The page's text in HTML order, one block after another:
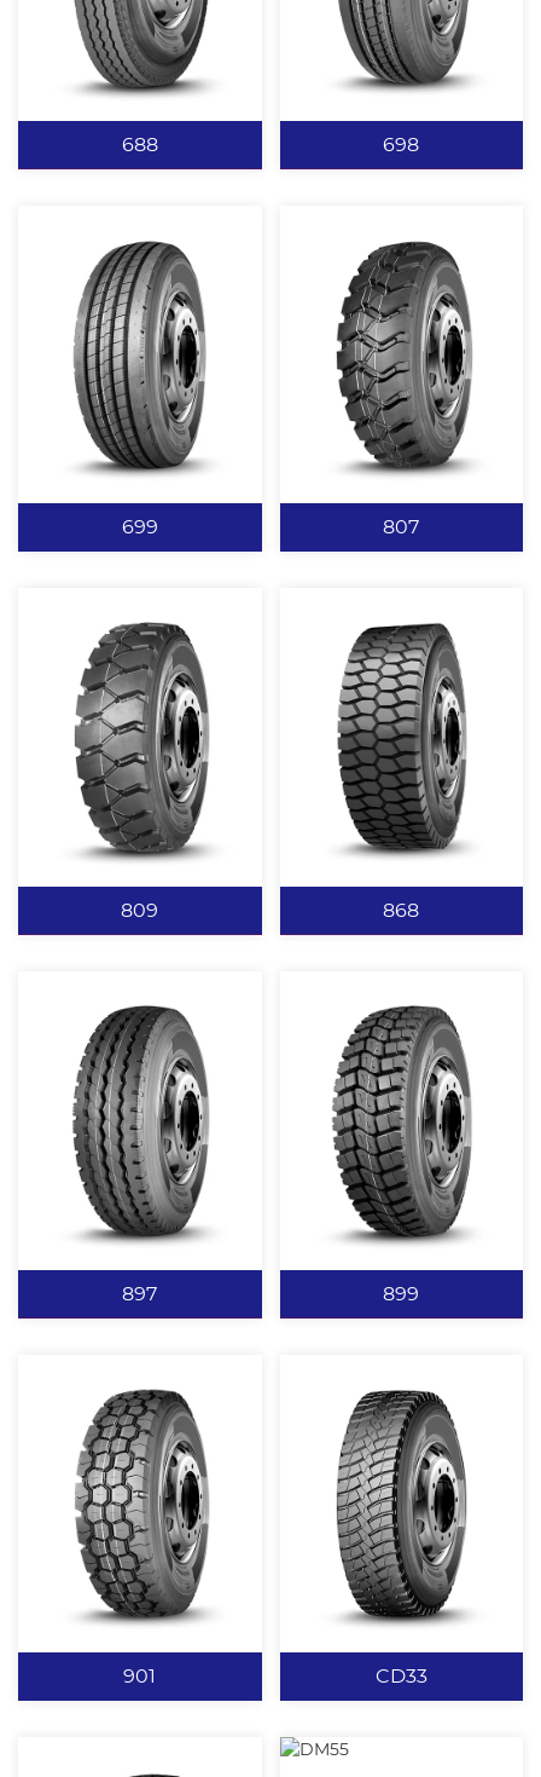
力。 肩部增加加强筋，提
高轮胎肩部刚性，预防掉
块。 深花纹沟和高耐磨配
方设计大大延长轮胎使用
增加磨耗体积，提高耐磨
查看更多
槽，提高排水能力及散热
能力。 抗撕裂耐磨配方设
计，可适用于多种综合路
688
688
真空胎三道曲折沟设计，
适应能力强，在保证抓地
力的同时提高胎面横向刚
性。 中间沟槽增加散热钢
片，美观大气的同时提高
散热。 闭合性肩部设计提
查看更多
698
698
公路型高速花纹，具有优
良的高速行驶性能。 封闭
式胎肩设计，减少轮胎偏
磨。 四条直线环胎主沟设
计，可有效降低滚动阻力
699
699
具有优异的防侧滑性能，
滚动阻力小、噪音低。 封
闭式胎肩设计，减少轮胎
偏磨。 四条直线环胎主
沟，并增加肩部钢片，具
有优异的高速性能并预防
计，防止沟裂。
查看更多
807
807
经典矿花设计，提供强劲
有力的抓地力。 全弧度花
纹沟底，有效预防沟裂，
排水、排泥性能优异。 强
力带束层设计，抗冲击爆
能力强，适用于极恶路
扎，不崩花，不掉块。
查看更多
809
809
经典矿花设计，提供强劲
有力的抓地力。 全弧度花
纹沟底，有效预防沟裂，
排水、排泥性能优异 。
强力带束层设计，抗冲击
爆能力强，适用于极恶路
扎，不崩花，不掉块。
查看更多
868
868
加宽的行驶面宽度，提高
耐磨性能。 横向宽沟槽设
计提供强有力的抓地力。
新侧板设计美观大方。 新
轮廓和结构设计，提高轮
胎的使用性能。
查看更多
897
897
小角度三道曲折沟设计，
排水，导向，驱动多功能
集于一身。 肩部窄沟槽设
计，肩部刚性大并能预防
肩空。 抗撕裂耐磨配方设
899
899
贯通型横向宽沟设计提供
强有力的抓地能力。 增加
多种钢片，提高轮胎散热
性能。 抗撕裂耐磨配方设
计，可适用于多种综合路
况。 肩部开放的花纹设计
计，保证很好的排石性
查看更多
901
CD33